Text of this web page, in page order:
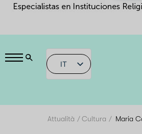
IT
Attualità Cultura Maria